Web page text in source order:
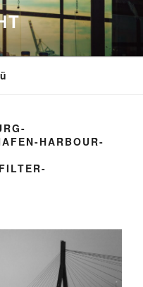
HARBOUR-